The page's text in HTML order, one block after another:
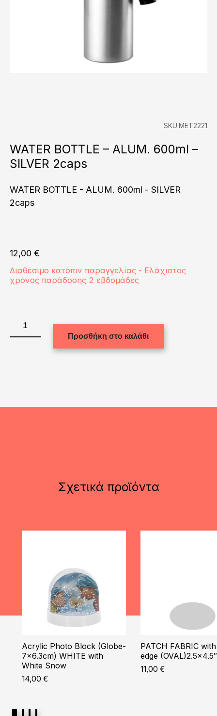
SKU:MET2221
WATER BOTTLE – ALUM. 600ml –
SILVER 2caps
WATER BOTTLE - ALUM. 600ml - SILVER
2caps
12,00 €
Διαθέσιμο κατόπιν παραγγελίας - Ελάχιστος
χρόνος παράδοσης 2 εβδομάδες
BOTTLE
-
Προσθήκη στο καλάθι
Σχετικά προϊόντα
Acrylic Photo Block (Globe-
7×6.3cm) WHITE with
White Snow
14,00 €
PATCH FABRIC
edge (OVAL)2.5×4.5″
11,00 €